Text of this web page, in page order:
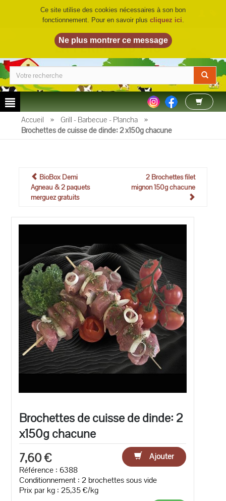
LA FERME DU BIO©
Accueil » Grill - Barbecue - Plancha
»
Brochettes de cuisse de dinde: 2 x150g chacune
BioBox Demi
Agneau & 2 paquets
merguez gratuits
2 Brochettes filet
mignon 150g chacune
Brochettes de cuisse de dinde: 2
x150g chacune
7,60 €
Ajouter
Référence : 6388
Conditionnement : 2 brochettes sous vide
Prix par kg : 25,35 €/kg
Ce site utilise des cookies nécessaires à son bon
fonctionnement. Pour en savoir plus cliquez ici.